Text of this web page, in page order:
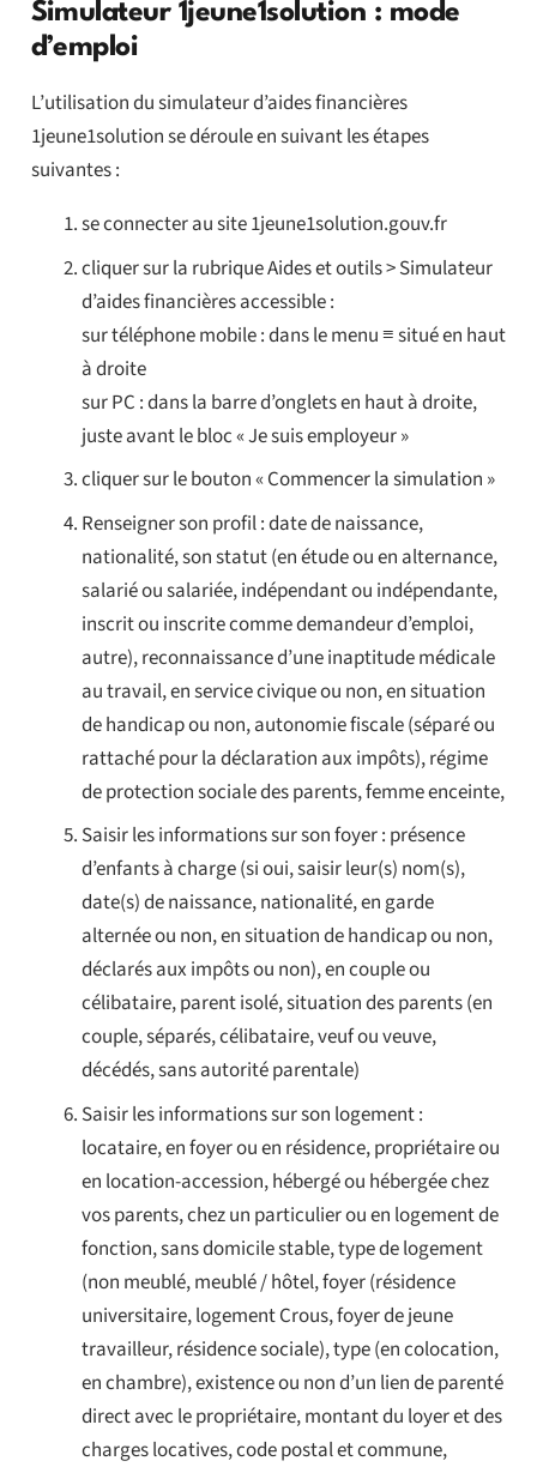
Simulateur 1jeune1solution : mode
d’emploi
L’utilisation du simulateur d’aides financières
1jeune1solution se déroule en suivant les étapes
suivantes :
se connecter au site 1jeune1solution.gouv.fr
cliquer sur la rubrique Aides et outils > Simulateur
d’aides financières accessible :
sur téléphone mobile : dans le menu ≡ situé en haut
à droite
sur PC : dans la barre d’onglets en haut à droite,
juste avant le bloc « Je suis employeur »
cliquer sur le bouton « Commencer la simulation »
Renseigner son profil : date de naissance,
nationalité, son statut (en étude ou en alternance,
salarié ou salariée, indépendant ou indépendante,
inscrit ou inscrite comme demandeur d’emploi,
autre), reconnaissance d’une inaptitude médicale
au travail, en service civique ou non,en situation
de handicapou non, autonomie fiscale (séparé ou
rattaché pour la déclaration aux impôts), régime
de protection sociale des parents, femme enceinte,
Saisir les informations sur son foyer : présence
d’enfants à charge (si oui, saisir leur(s) nom(s),
date(s) de naissance, nationalité, en garde
alternée ou non, en situation de handicap ou non,
déclarés aux impôts ou non), en couple ou
célibataire, parent isolé, situation des parents (en
couple, séparés, célibataire, veuf ou veuve,
décédés, sans autorité parentale)
Saisir les informations sur son logement :
locataire, en foyer ou en résidence, propriétaire ou
en location-accession, hébergé ou hébergée chez
vos parents, chez un particulier ou en logement de
fonction, sans domicile stable, type de logement
(non meublé, meublé / hôtel, foyer (résidence
universitaire, logement Crous, foyer de jeune
travailleur, résidence sociale), type (en colocation,
en chambre), existence ou non d’un lien de parenté
direct avec le propriétaire, montant du loyer et des
charges locatives, code postal et commune,